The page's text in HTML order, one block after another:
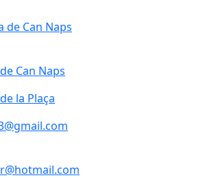
de Can Naps
Can Naps
la Plaça